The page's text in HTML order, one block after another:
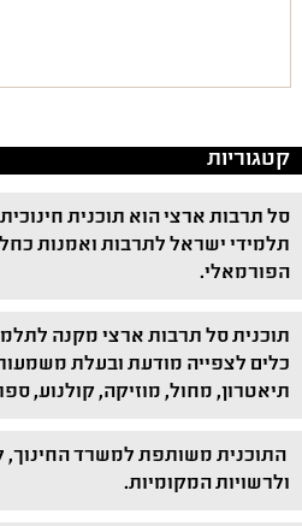
קטגוריות
סל תרבות ארצי הוא תוכנית
תלמידי ישראל לתרבות ואמנות
הפורמאלי.
תוכנית סל תרבות ארצי מקנה
כלים לצפייה מודעת ובעלת
תיאטרון, מחול, מוזיקה, קולנוע,
התוכנית משותפת למשרד
ולרשויות המקומיות.